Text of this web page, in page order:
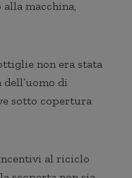
macchina,
non era stata
di
sotto copertura
al riciclo